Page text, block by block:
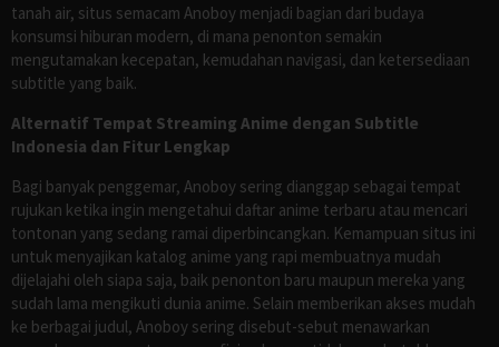
tanah air, situs semacam Anoboy menjadi bagian dari budaya
konsumsi hiburan modern, di mana penonton semakin
mengutamakan kecepatan, kemudahan navigasi, dan ketersediaan
subtitle yang baik.
Alternatif Tempat Streaming Anime dengan Subtitle
Indonesia dan Fitur Lengkap
Bagi banyak penggemar, Anoboy sering dianggap sebagai tempat
rujukan ketika ingin mengetahui daftar anime terbaru atau mencari
tontonan yang sedang ramai diperbincangkan. Kemampuan situs ini
untuk menyajikan katalog anime yang rapi membuatnya mudah
dijelajahi oleh siapa saja, baik penonton baru maupun mereka yang
sudah lama mengikuti dunia anime. Selain memberikan akses mudah
ke berbagai judul, Anoboy sering disebut-sebut menawarkan